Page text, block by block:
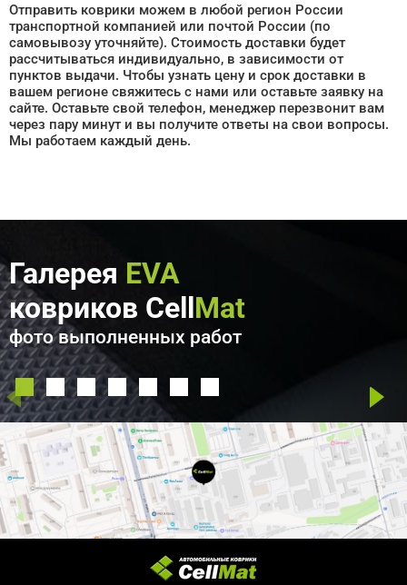
Отправить коврики можем в любой регион России
транспортной компанией или почтой России (по
самовывозу уточняйте). Стоимость доставки будет
рассчитываться индивидуально, в зависимости от
пунктов выдачи. Чтобы узнать цену и срок доставки в
вашем регионе свяжитесь с нами или оставьте заявку на
сайте. Оставьте свой телефон, менеджер перезвонит вам
через пару минут и вы получите ответы на свои вопросы.
Мы работаем каждый день.
Галерея EVA
ковриков CellMat
фото выполненных работ